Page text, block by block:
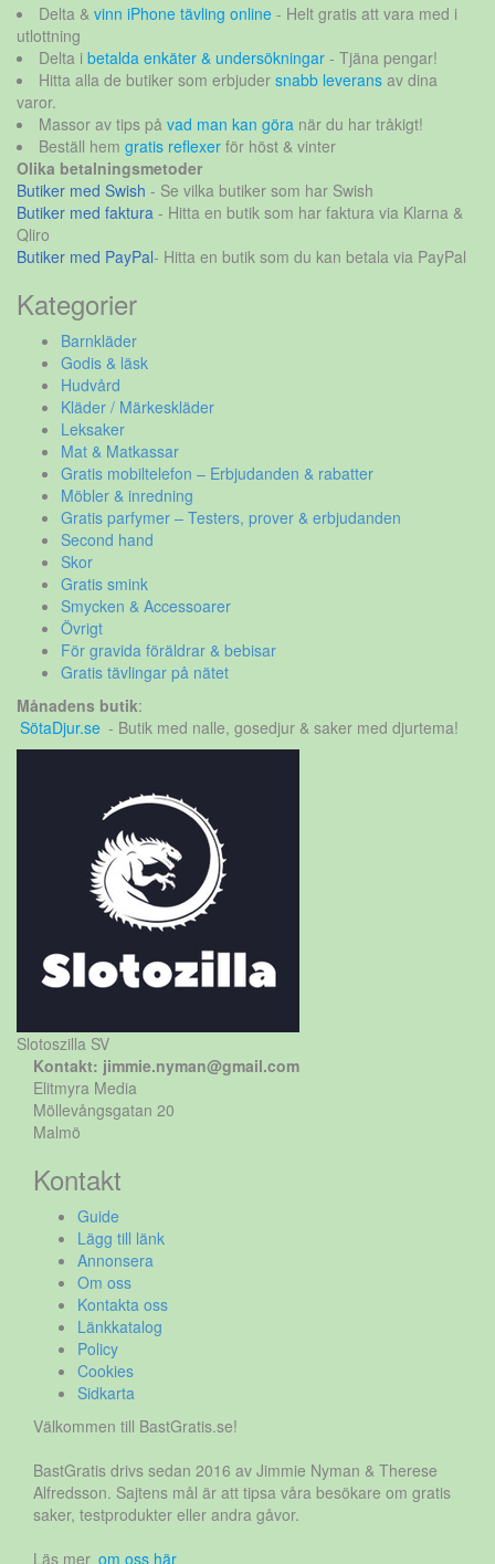
Delta & vinn iPhone tävling online - Helt gratis att vara med i
utlottning
Delta i betalda enkäter & undersökningar - Tjäna pengar!
Hitta alla de butiker som erbjuder snabb leverans av dina
varor.
Massor av tips på vad man kan göra när du har tråkigt!
Beställ hem gratis reflexer för höst & vinter
Olika betalningsmetoder
Butiker med Swish - Se vilka butiker som har Swish
Butiker med faktura - Hitta en butik som har faktura via Klarna &
Qliro
Butiker med PayPal- Hitta en butik som du kan betala via PayPal
Kategorier
Barnkläder
Godis & läsk
Hudvård
Kläder / Märkeskläder
Leksaker
Mat & Matkassar
Gratis mobiltelefon – Erbjudanden & rabatter
Möbler & inredning
Gratis parfymer – Testers, prover & erbjudanden
Second hand
Skor
Gratis smink
Smycken & Accessoarer
Övrigt
För gravida föräldrar & bebisar
Gratis tävlingar på nätet
Månadens butik:
SötaDjur.se - Butik med nalle, gosedjur & saker med djurtema!
Slotoszilla SV
Kontakt: jimmie.nyman@gmail.com
Elitmyra Media
Möllevångsgatan 20
Malmö
Kontakt
Guide
Lägg till länk
Annonsera
Om oss
Kontakta oss
Länkkatalog
Policy
Cookies
Sidkarta
Välkommen till BastGratis.se!
BastGratis drivs sedan 2016 av Jimmie Nyman & Therese
Alfredsson. Sajtens mål är att tipsa våra besökare om gratis
saker, testprodukter eller andra gåvor.
Läs mer om oss här